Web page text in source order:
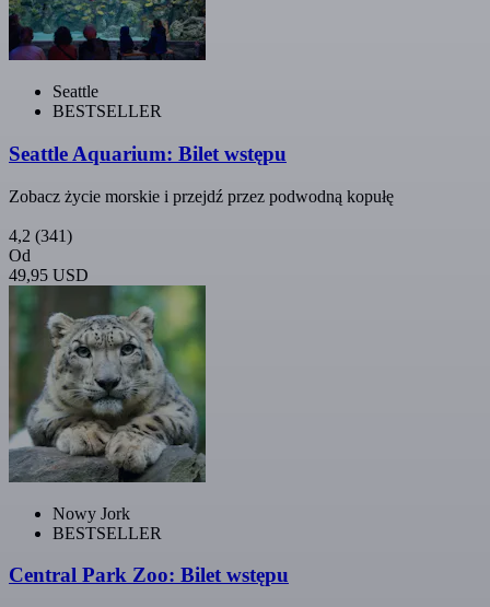
Seattle
BESTSELLER
Seattle Aquarium: Bilet wstępu
Zobacz życie morskie i przejdź przez podwodną kopułę
4,2 (341)
Od
49,95 USD
Nowy Jork
BESTSELLER
Central Park Zoo: Bilet wstępu